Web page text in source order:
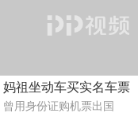
妈祖坐动车买实名车票
曾用身份证购机票出国